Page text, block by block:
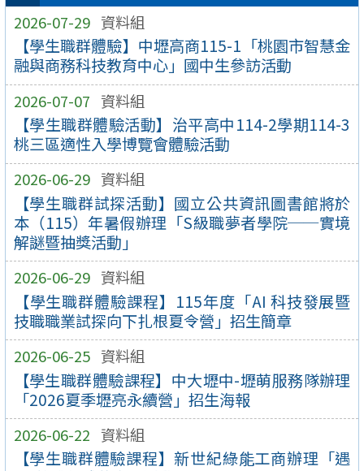
2026-07-29 資料組
【學生職群體驗】中壢高商115-1「桃園市智慧金
融與商務科技教育中心」國中生參訪活動
2026-07-07 資料組
【學生職群體驗活動】治平高中114-2學期114-3
桃三區適性入學博覽會體驗活動
2026-06-29 資料組
【學生職群試探活動】國立公共資訊圖書館將於
本（115）年暑假辦理「S級職夢者學院──實境
解謎暨抽獎活動」
2026-06-29 資料組
【學生職群體驗課程】115年度「AI 科技發展暨
技職職業試探向下扎根夏令營」招生簡章
2026-06-25 資料組
【學生職群體驗課程】中大壢中-壢萌服務隊辦理
「2026夏季壢亮永續營」招生海報
2026-06-22 資料組
【學生職群體驗課程】新世紀綠能工商辦理「遇